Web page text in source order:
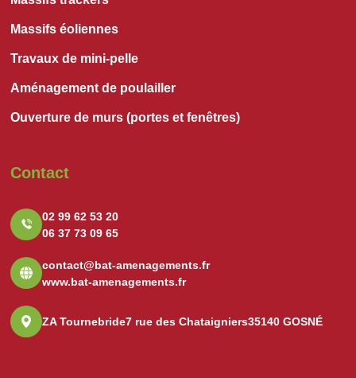
Massifs éoliennes
Travaux de mini-pelle
Aménagement de poulailler
Ouverture de murs (portes et fenêtres)
Contact
02 99 62 53 20
06 37 73 09 65
contact@bat-amenagements.fr
www.bat-amenagements.fr
ZA Tournebride7 rue des Chataigniers35140 GOSNÉ